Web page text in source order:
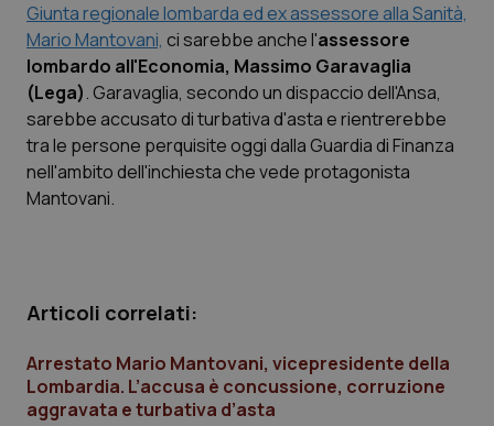
Studi e Analisi
Lettere al direttore
Edizioni Regionali
QS Pro
Abruzzo
Basilicata
QS Pro Gold
Artrite & artrosi
QS Club Newsletter
Giunta regionale lombarda ed ex assessore alla Sanità,
Mario Mantovani, ci sarebbe anche l'assessore
lombardo all'Economia, Massimo Garavaglia
(Lega). Garavaglia, secondo un dispaccio dell'Ansa,
sarebbe accusato di turbativa d'asta e rientrerebbe
tra le persone perquisite oggi dalla Guardia di Finanza
nell'ambito dell'inchiesta che vede protagonista
Mantovani.
Articoli correlati:
Arrestato Mario Mantovani, vicepresidente della
Lombardia. L’accusa è concussione, corruzione
aggravata e turbativa d’asta